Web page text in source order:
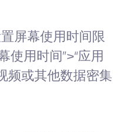
屏幕使用时间限
使用时间”>“应用
频或其他数据密集